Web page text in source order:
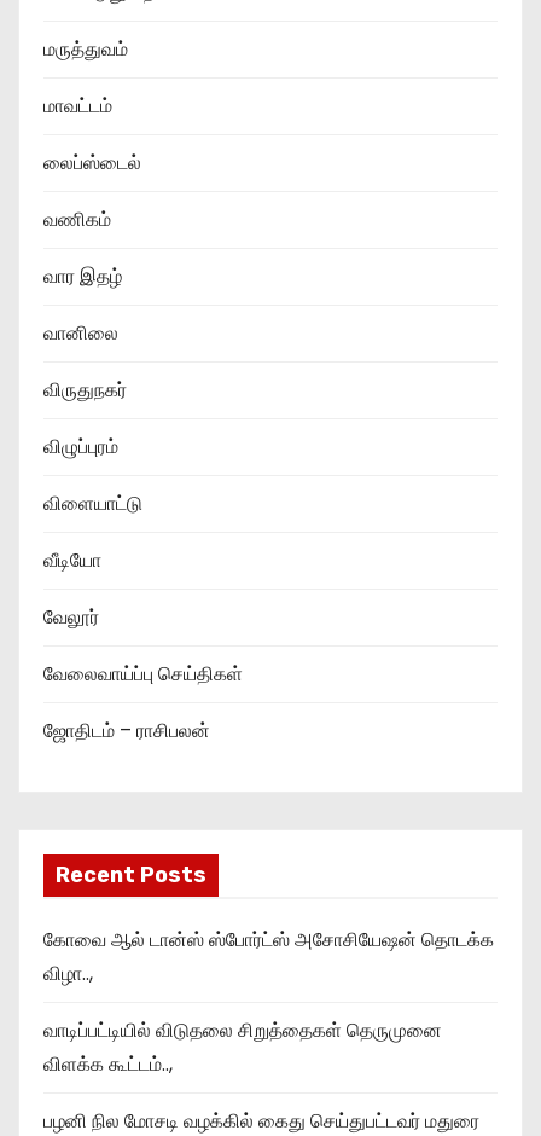
மருத்துவம்
மாவட்டம்
லைப்ஸ்டைல்
வணிகம்
வார இதழ்
வானிலை
விருதுநகர்
விழுப்புரம்
விளையாட்டு
வீடியோ
வேலூர்
வேலைவாய்ப்பு செய்திகள்
ஜோதிடம் – ராசிபலன்
Recent Posts
கோவை ஆல் டான்ஸ் ஸ்போர்ட்ஸ் அசோசியேஷன் தொடக்க
விழா..,
வாடிப்பட்டியில் விடுதலை சிறுத்தைகள் தெருமுனை
விளக்க கூட்டம்..,
பழனி நில மோசடி வழக்கில் கைது செய்துபட்டவர் மதுரை